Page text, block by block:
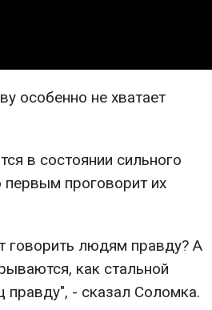
особенно не хватает
в состоянии сильного
первым проговорит их
говорить людям правду? А
как стальной
- сказал Соломка.